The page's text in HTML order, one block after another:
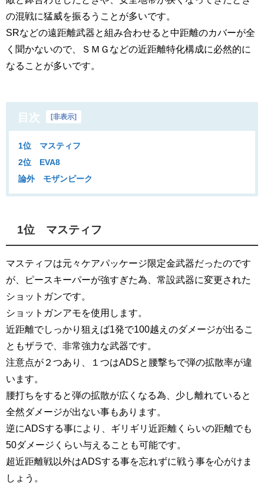
の混戦に猛威を振るうことが多いです。
SRなどの遠距離武器と組み合わせると中距離のカバーが全
く聞かないので、ＳＭＧなどの近距離特化構成に必然的に
なることが多いです。
目次 [非表示]
1位 マスティフ
2位 EVA8
論外 モザンピーク
1位 マスティフ
マスティフは元々ケアパッケージ限定金武器だったのです
が、ピースキーパーが強すぎた為、常設武器に変更された
ショットガンです。
ショットガンアモを使用します。
近距離でしっかり狙えば1発で100越えのダメージが出るこ
ともザラで、非常強力な武器です。
注意点が２つあり、１つはADSと腰撃ちで弾の拡散率が違
います。
腰打ちをすると弾の拡散が広くなる為、少し離れていると
全然ダメージが出ない事もあります。
逆にADSする事により、ギリギリ近距離くらいの距離でも
50ダメージくらい与えることも可能です。
超近距離戦以外はADSする事を忘れずに戦う事を心がけま
しょう。